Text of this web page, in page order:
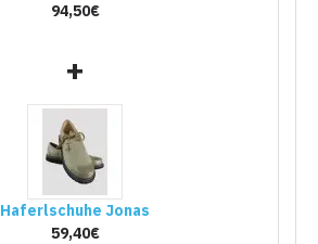
94,50€
+
Haferlschuhe Jonas
59,40€